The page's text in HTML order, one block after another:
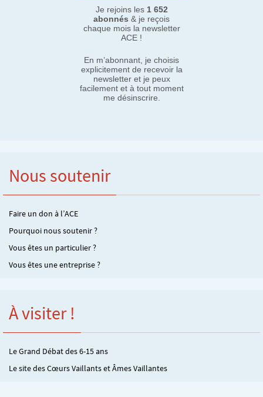
Je rejoins les 1 652
abonnés & je reçois
chaque mois la newsletter
ACE !
En m’abonnant, je choisis
explicitement de recevoir la
newsletter et je peux
facilement et à tout moment
me désinscrire.
Nous soutenir
Faire un don à l’ACE
Pourquoi nous soutenir ?
Vous êtes un particulier ?
Vous êtes une entreprise ?
À visiter !
Le Grand Débat des 6-15 ans
Le site des Cœurs Vaillants et Âmes Vaillantes